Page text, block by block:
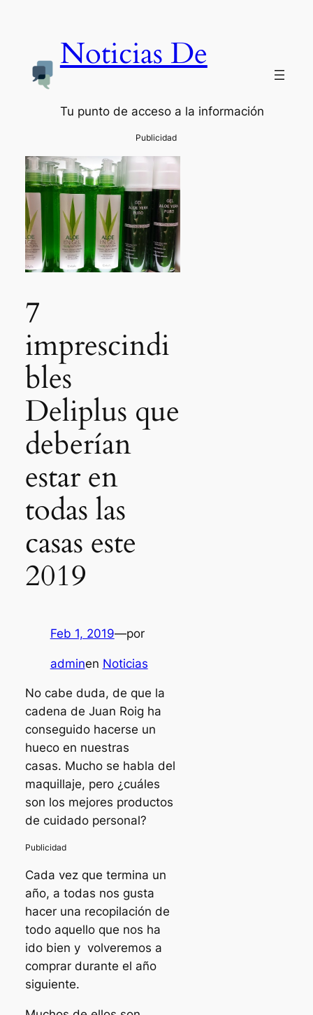
Noticias De
Tu punto de acceso a la información
7
imprescindi
bles
Deliplus que
deberían
estar en
todas las
casas este
2019
Feb 1, 2019—por
adminen Noticias
No cabe duda, de que la
cadena de Juan Roig ha
conseguido hacerse un
hueco en nuestras
casas. Mucho se habla del
maquillaje, pero ¿cuáles
son los mejores productos
de cuidado personal?
Cada vez que termina un
año, a todas nos gusta
hacer una recopilación de
todo aquello que nos ha
ido bien y volveremos a
comprar durante el año
siguiente.